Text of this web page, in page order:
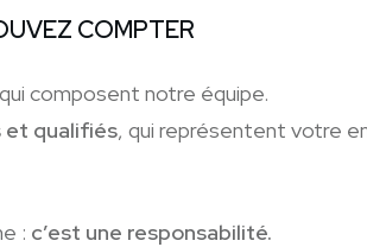
COMPTER
composent notre équipe.
et qualifiés, qui représentent votre
: c’est une responsabilité.